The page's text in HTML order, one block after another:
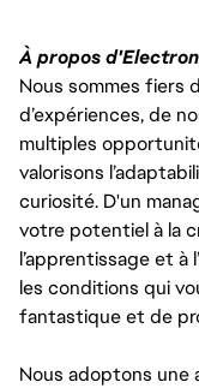
À propos
Nous sommes fiers
d’expériences, de
multiples
valorisons
curiosité. D'un
votre potentiel à la
l’apprentissage et
les conditions qui
fantastique et de
Nous adoptons une